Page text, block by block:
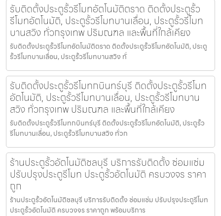
รับติดตั้งประตูรั้วรีโมทอัตโนมัติตราด ติดตั้งประตูรั้ว
รีโมทอัตโนมัติ, ประตูรั้วรีโมทบานเลื่อน, ประตูรั้วรีโมท
บานสวิง ทั่วกรุงเทพ ปริมณฑล และพื้นที่ใกล้เคียง
รับติดตั้งประตูรั้วรีโมทอัตโนมัติตราด ติดตั้งประตูรั้วรีโมทอัตโนมัติ, ประตู
รั้วรีโมทบานเลื่อน, ประตูรั้วรีโมทบานสวิง ทั่
รับติดตั้งประตูรั้วรีโมทกบินทร์บุรี ติดตั้งประตูรั้วรีโมท
อัตโนมัติ, ประตูรั้วรีโมทบานเลื่อน, ประตูรั้วรีโมทบาน
สวิง ทั่วกรุงเทพ ปริมณฑล และพื้นที่ใกล้เคียง
รับติดตั้งประตูรั้วรีโมทกบินทร์บุรี ติดตั้งประตูรั้วรีโมทอัตโนมัติ, ประตูรั้ว
รีโมทบานเลื่อน, ประตูรั้วรีโมทบานสวิง ทั่วก
ร้านประตูรั้วอัตโนมัติชลบุรี บริการรับติดตั้ง ซ่อมแซ่ม
ปรับปรุงประตูรีโมท ประตูรั้วอัตโนมัติ ครบวงจร ราคา
ถูก
ร้านประตูรั้วอัตโนมัติชลบุรี บริการรับติดตั้ง ซ่อมแซ่ม ปรับปรุงประตูรีโมท
ประตูรั้วอัตโนมัติ ครบวงจร ราคาถูก พร้อมบริการ